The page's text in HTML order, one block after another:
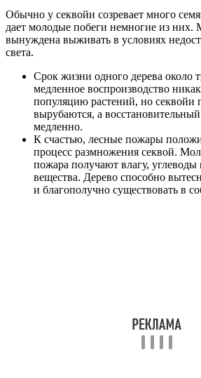
Обычно у секвойи созревает много
дает молодые побеги немногие из них.
вынуждена выживать в условиях
света.
Срок жизни одного дерева около
медленное воспроизводство
популяцию растений, но секвойи
вырубаются, а
медленно.
К счастью, лесные пожары
процесс размножения секвой.
пожара получают влагу, углеводы
вещества. Дерево способно
и благополучно существовать в